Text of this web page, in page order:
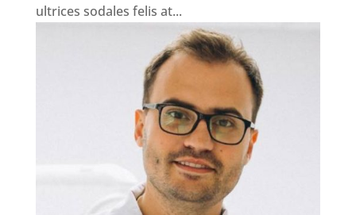
ultrices sodales felis at...